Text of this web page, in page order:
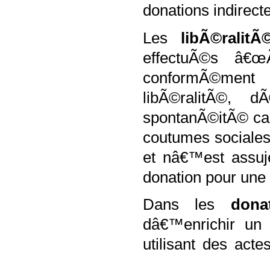
donations
Les
effectuÃ©s
libÃ©ralitÃ©,
spontanÃ©itÃ©
coutumes
et nâ€™est
donation pour
Dans les
dâ€™enrichir un
utilisant des